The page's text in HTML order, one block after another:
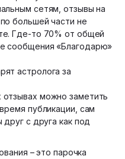
сетям, отзывы на
большей части не
Где-то 70% от общей
сообщения «Благодарю»
астролога за
можно заметить
публикации, сам
друг с друга как под
– это парочка